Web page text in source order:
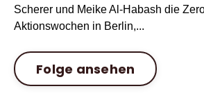
Scherer und Meike Al-Habash die
Aktionswochen in Berlin,...
Folge ansehen